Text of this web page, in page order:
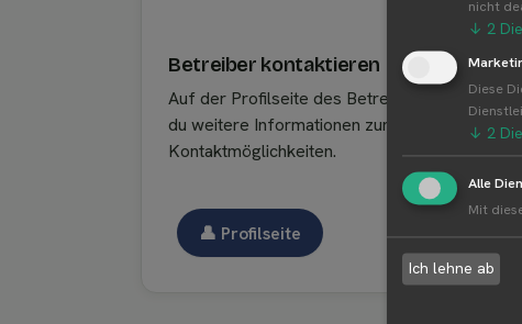
Betreiber kontaktieren
Auf der Profilseite des Betreibers findest
du weitere Informationen zum Betreiber und
Kontaktmöglichkeiten.
👤︎ Profilseite
nicht
↓ 2
Diese
↓ 2
Alle
Mit
Ich lehne ab